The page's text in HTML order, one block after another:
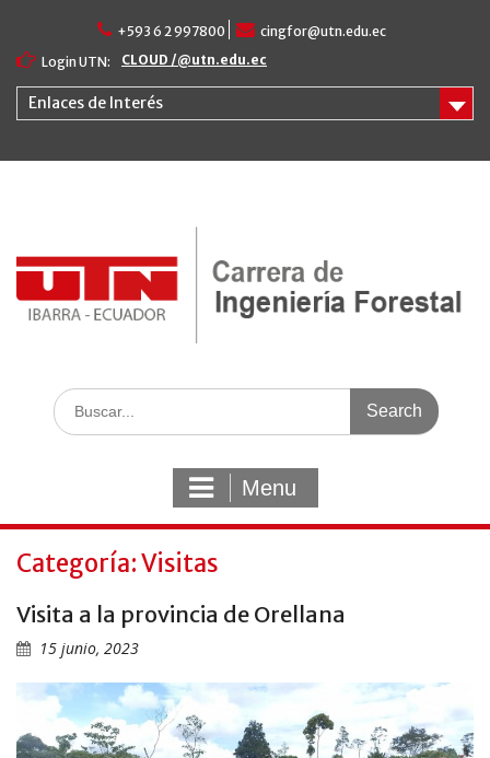
content
+593 6 2 997800
cingfor@utn.edu.ec
Login UTN:
CLOUD /@utn.edu.ec
Enlaces de Interés
Search
for:
Menu
Categoría: Visitas
Visita a la provincia de Orellana
15 junio, 2023